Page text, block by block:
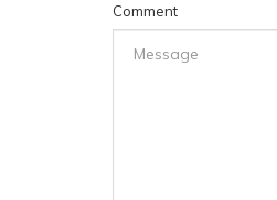
Comment